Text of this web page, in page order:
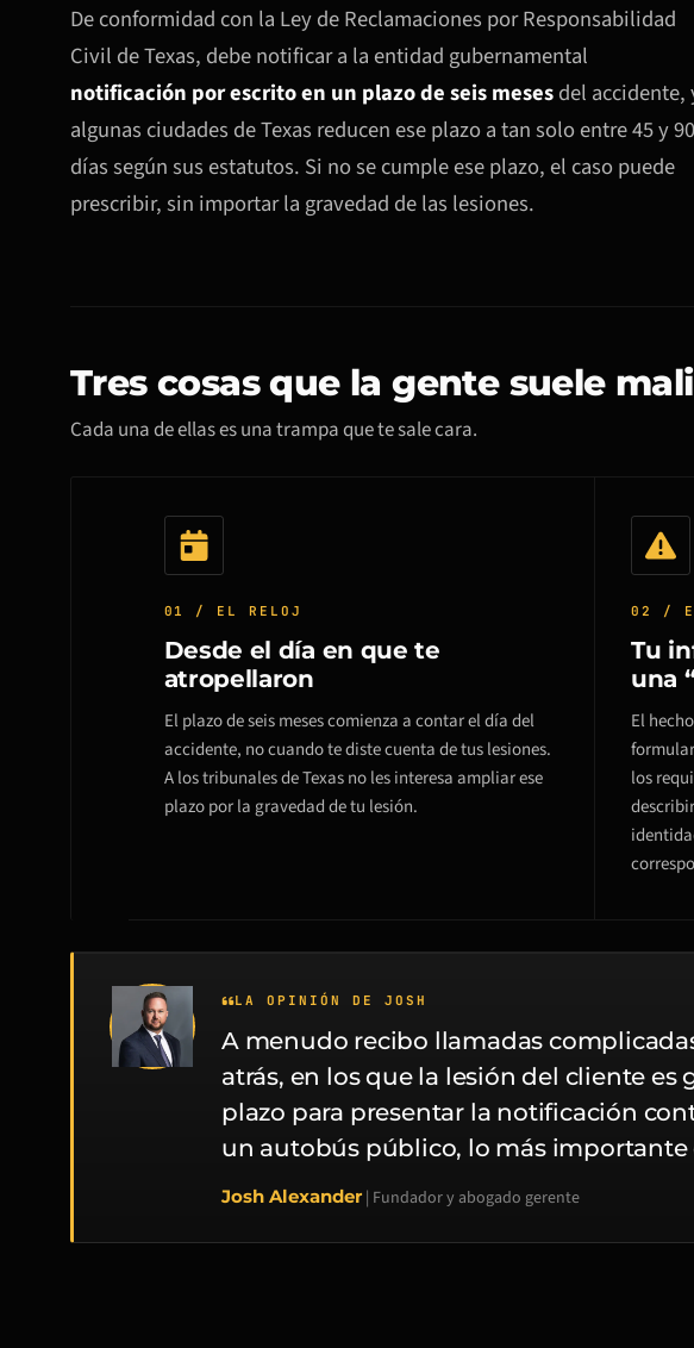
De conformidad con la Ley de Reclamaciones por Responsabilidad
Civil de Texas, debe notificar a la entidad gubernamental
notificación por escrito en un plazo de seis mesesdel accidente,
algunas ciudades de Texas reducen ese plazo a tan solo entre 45 y 90
días según sus estatutos. Si no se cumple ese plazo, el caso puede
prescribir, sin importar la gravedad de las lesiones.
Tres cosas que la gente suele
Cada una de ellas es una trampa que te sale cara.
01 / EL RELOJ
Desde el día en que te
atropellaron
El plazo de seis meses comienza a contar el día del
accidente, no cuando te diste cuenta de tus lesiones.
A los tribunales de Texas no les interesa ampliar ese
plazo por la gravedad de tu lesión.
02 /
Tu
una
El
los
LA OPINIÓN DE JOSH
A menudo recibo llamadas
atrás, en los que la lesión del cliente es
plazo para presentar la notificación
un autobús público, lo más importante
Josh Alexander | Fundador y abogado gerente